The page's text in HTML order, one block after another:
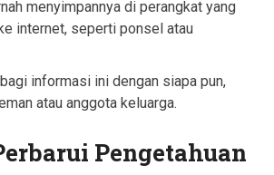
menyimpannya di perangkat yang
internet, seperti ponsel atau
informasi ini dengan siapa pun,
atau anggota keluarga.
Pengetahuan